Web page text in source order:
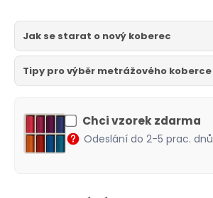
Jak se starat o nový koberec
Tipy pro výběr metrážového koberce
Chci vzorek zdarma
Odeslání do 2-5 prac. dnů